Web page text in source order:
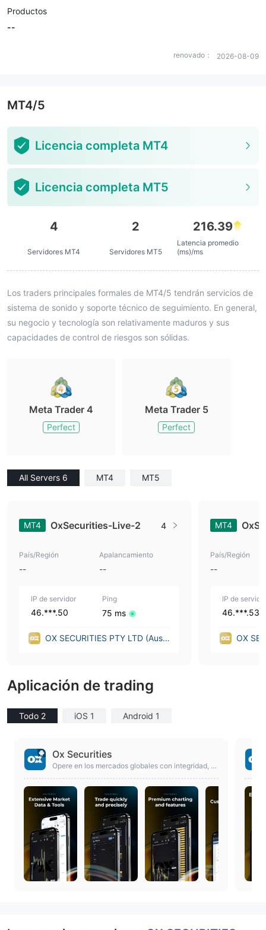
Productos
--
renovado： 2026-08-09
MT4/5
Licencia completa MT4
Licencia completa MT5
4
Servidores MT4
2
Servidores MT5
216.39
Latencia promedio
(ms)/ms
Los traders principales formales de MT4/5 tendrán servicios de
sistema de sonido y soporte técnico de seguimiento. En general,
su negocio y tecnología son relativamente maduros y sus
capacidades de control de riesgos son sólidas.
Meta Trader 4
Perfect
Meta Trader 5
Perfect
All Servers 6 MT4 MT5
MT4 OxSecurities-Live-2 4
País/Región
--
Apalancamiento
--
IP de servidor
46.***.50
Ping
75 ms
OX SECURITIES PTY LTD (Austr
MT4
País/Región
--
IP de
46.***.53
OX
Aplicación de trading
Todo 2 iOS 1 Android 1
Ox Securities
Opere en los mercados globales con integridad, H